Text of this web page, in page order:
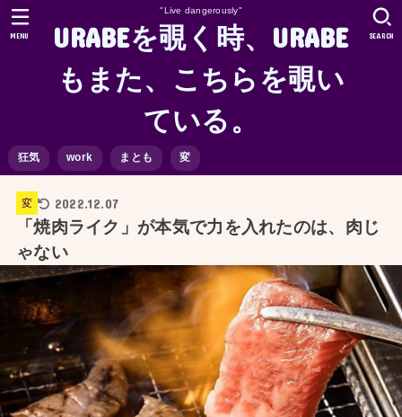
"Live dangerously"
URABEを覗く時、URABE
もまた、こちらを覗い
ている。
狂気 work まとも 変
SEARCH
MENU
変 2022.12.07
「焼肉ライク」が本気で力を入れたのは、肉じ
ゃない